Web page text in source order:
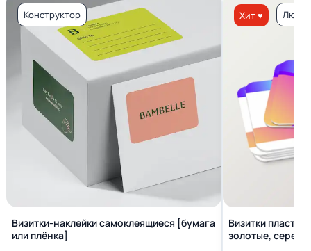
Конструктор
Визитки-наклейки самоклеящиеся [бумага
или плёнка]
Хит ♥ Люкс
Визитки
золотые,